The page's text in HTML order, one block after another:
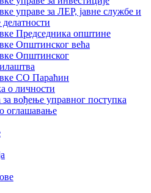
управе за ЛЕР, јавне службе и
Председника општине
Општинског већа
Општинског
СО Параћин
о личности
вођење управног поступка
оглашавање